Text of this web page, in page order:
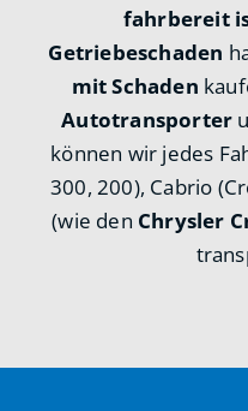
fahrbereit
Getriebeschaden
mit Schaden
Autotransporter
können wir jedes
300, 200), Cabrio
(wie den Chrysler